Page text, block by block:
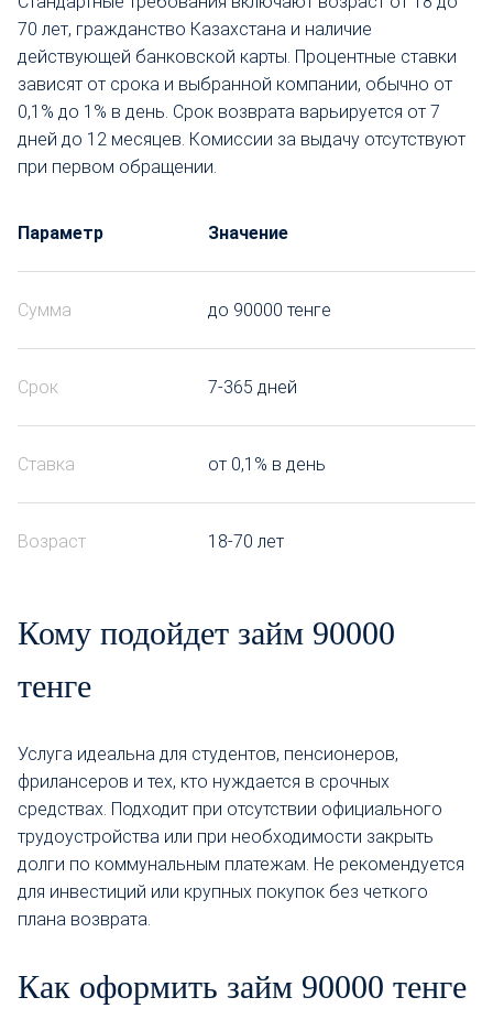
70 лет, гражданство Казахстана и наличие
действующей банковской карты. Процентные ставки
зависят от срока и выбранной компании, обычно от
0,1% до 1% в день. Срок возврата варьируется от 7
дней до 12 месяцев. Комиссии за выдачу отсутствуют
при первом обращении.
Параметр Значение
Сумма до 90000 тенге
Срок 7-365 дней
Ставка от 0,1% в день
Возраст 18-70 лет
Кому подойдет займ 90000
тенге
Услуга идеальна для студентов, пенсионеров,
фрилансеров и тех, кто нуждается в срочных
средствах. Подходит при отсутствии официального
трудоустройства или при необходимости закрыть
долги по коммунальным платежам. Не рекомендуется
для инвестиций или крупных покупок без четкого
плана возврата.
Как оформить займ 90000 тенге